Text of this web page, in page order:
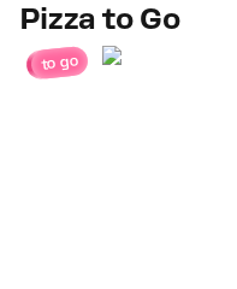
Pizza to Go
to go